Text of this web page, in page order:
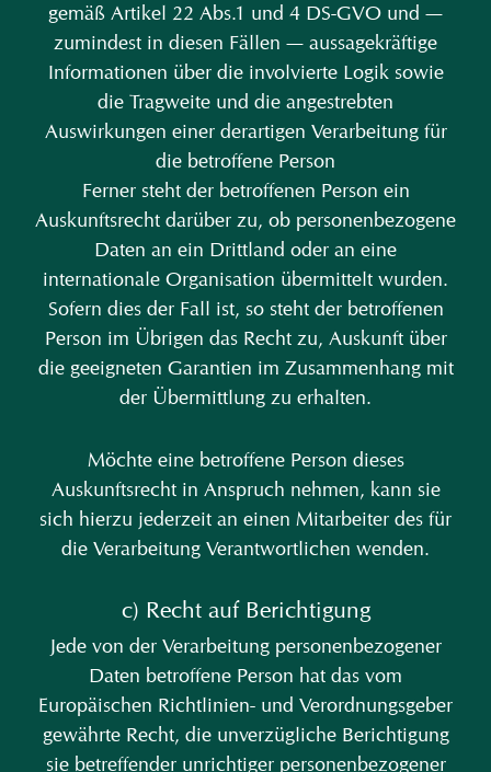
gemäß Artikel 22 Abs.1 und 4 DS-GVO und —
zumindest in diesen Fällen — aussagekräftige
Informationen über die involvierte Logik sowie
die Tragweite und die angestrebten
Auswirkungen einer derartigen Verarbeitung für
die betroffene Person
Ferner steht der betroffenen Person ein
Auskunftsrecht darüber zu, ob personenbezogene
Daten an ein Drittland oder an eine
internationale Organisation übermittelt wurden.
Sofern dies der Fall ist, so steht der betroffenen
Person im Übrigen das Recht zu, Auskunft über
die geeigneten Garantien im Zusammenhang mit
der Übermittlung zu erhalten.
Möchte eine betroffene Person dieses
Auskunftsrecht in Anspruch nehmen, kann sie
sich hierzu jederzeit an einen Mitarbeiter des für
die Verarbeitung Verantwortlichen wenden.
c) Recht auf Berichtigung
Jede von der Verarbeitung personenbezogener
Daten betroffene Person hat das vom
Europäischen Richtlinien- und Verordnungsgeber
gewährte Recht, die unverzügliche Berichtigung
sie betreffender unrichtiger personenbezogener